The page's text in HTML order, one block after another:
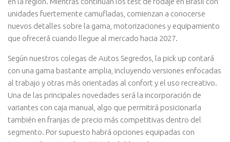
unidades fuertemente camufladas, comienzan a conocerse
nuevos detalles sobre la gama, motorizaciones y equipamiento
que ofrecerá cuando llegue al mercado hacia 2027.
Según nuestros colegas de Autos Segredos, la pick up contará
con una gama bastante amplia, incluyendo versiones enfocadas
al trabajo y otras más orientadas al confort y el uso recreativo.
Una de las principales novedades será la incorporación de
variantes con caja manual, algo que permitirá posicionarla
también en franjas de precio más competitivas dentro del
segmento. Por supuesto habrá opciones equipadas con